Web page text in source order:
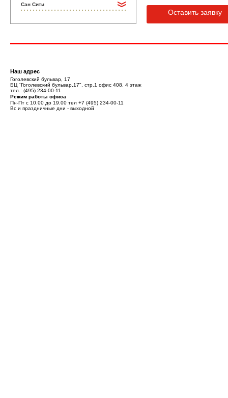
Сан Сити
Оставить заявку
Наш адрес
Гоголевский бульвар, 17
БЦ "Гоголевский бульвар,17", стр.1 офис 408, 4 этаж
тел.: (495) 234-00-11
Режим работы офиса
Пн-Пт с 10.00 до 19.00 тел +7 (495) 234-00-11
Вс и праздничные дни - выходной